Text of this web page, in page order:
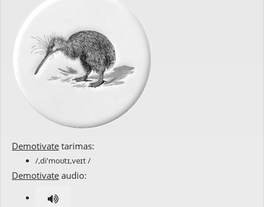
Demotivate tarimas:
/,di'moʊtɪ,veɪt /
Demotivate audio: